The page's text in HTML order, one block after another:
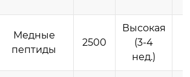
Медные
пептиды
2500
Высокая
(3-4
нед.)